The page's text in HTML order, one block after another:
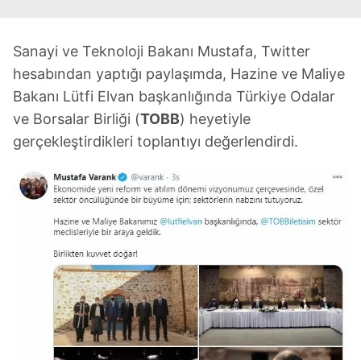
Sanayi ve Teknoloji Bakanı Mustafa, Twitter
hesabından yaptığı paylaşımda, Hazine ve Maliye
Bakanı Lütfi Elvan başkanlığında Türkiye Odalar
ve Borsalar Birliği (TOBB) heyetiyle
gerçekleştirdikleri toplantıyı değerlendirdi.